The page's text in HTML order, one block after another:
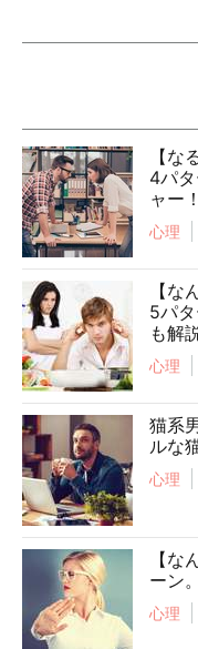
【
4パ
ャー！
心理
【
5パ
も解
心理
猫系
ルな
心理
【
ーン
心理